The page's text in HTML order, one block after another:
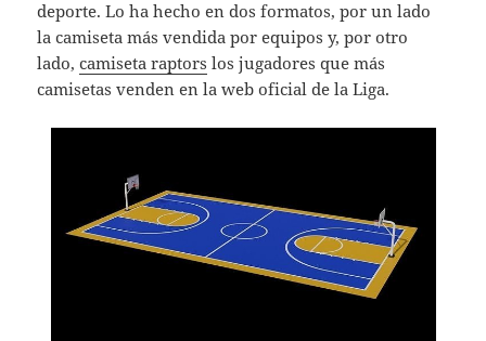
deporte. Lo ha hecho en dos formatos, por un lado
la camiseta más vendida por equipos y, por otro
lado,camiseta raptors los jugadores que más
camisetas venden en la web oficial de la Liga.